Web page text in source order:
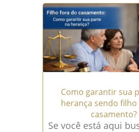
de pacientes que
consequências...
Como garantir sua
herança sendo
casamento?
Se você está aqui